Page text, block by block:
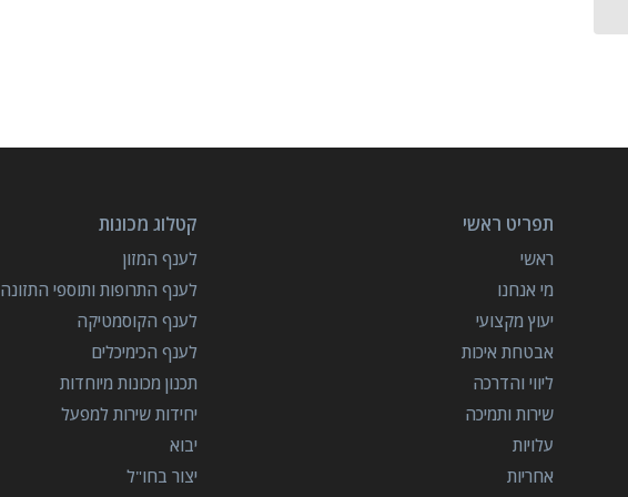
תפריט ראשי
ראשי
מי אנחנו
יעוץ מקצועי
אבטחת איכות
ליווי והדרכה
שירות ותמיכה
עלויות
אחריות
קטלוג מכונות
לענף המזון
לענף התרופות ותוספי התזונה
לענף הקוסמטיקה
לענף הכימיכלים
תכנון מכונות מיוחדות
יחידות שירות למפעל
יבוא
יצור בחו"ל